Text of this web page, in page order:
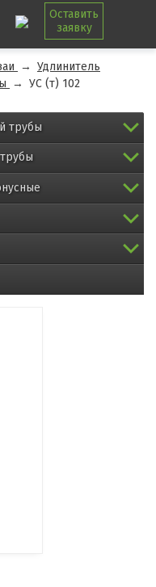
Оставить
заявку
→ Удлинитель
→ УС (т) 102
трубы